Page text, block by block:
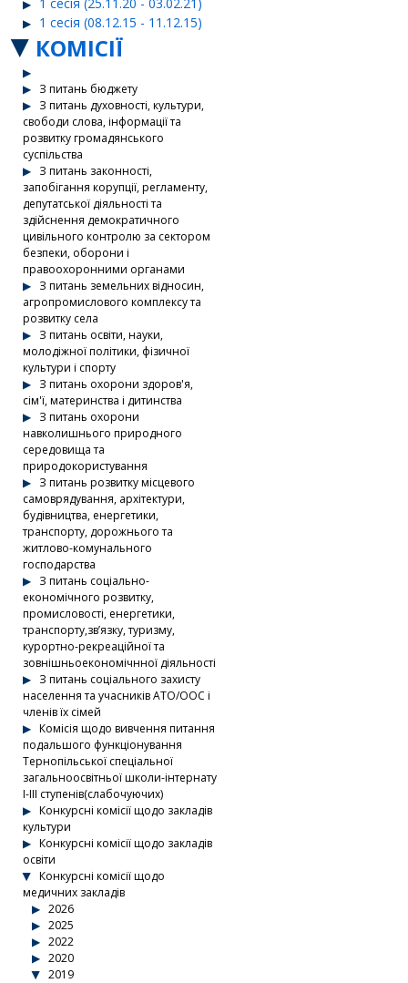
1 сесія (08.12.15 - 11.12.15)
КОМІСІЇ
З питань бюджету
З питань духовності, культури,
свободи слова, інформації та
розвитку громадянського
суспільства
З питань законності,
запобігання корупції, регламенту,
депутатської діяльності та
здійснення демократичного
цивільного контролю за сектором
безпеки, оборони і
правоохоронними органами
З питань земельних відносин,
агропромислового комплексу та
розвитку села
З питань освіти, науки,
молодіжної політики, фізичної
культури і спорту
З питань охорони здоров'я,
сім'ї, материнства і дитинства
З питань охорони
навколишнього природного
середовища та
природокористування
З питань розвитку місцевого
самоврядування, архітектури,
будівництва, енергетики,
транспорту, дорожнього та
житлово-комунального
господарства
З питань соціально-
економічного розвитку,
промисловості, енергетики,
транспорту,зв’язку, туризму,
курортно-рекреаційної та
зовнішньоекономічнної діяльності
З питань соціального захисту
населення та учасників АТО/ООС і
членів їх сімей
Комісія щодо вивчення питання
подальшого функціонування
Тернопільської спеціальної
загальноосвітньої школи-інтернату
І-ІІІ ступенів(слабочуючих)
Конкурсні комісії щодо закладів
культури
Конкурсні комісії щодо закладів
освіти
Конкурсні комісії щодо
медичних закладів
2026
2025
2022
2020
2019